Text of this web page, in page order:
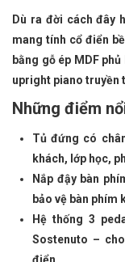
Dù ra đời cách đây
mang tính cổ điển
bằng gỗ ép MDF
upright piano truyền
Những điểm
Tủ đứng có
khách, lớp học,
Nắp đậy bàn
bảo vệ bàn phím
Hệ thống 3
Sostenuto –